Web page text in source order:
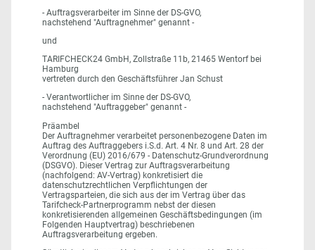
- Auftragsverarbeiter im Sinne der DS-GVO,
nachstehend "Auftragnehmer" genannt -
und
TARIFCHECK24 GmbH, Zollstraße 11b, 21465 Wentorf bei
Hamburg
vertreten durch den Geschäftsführer Jan Schust
- Verantwortlicher im Sinne der DS-GVO,
nachstehend "Auftraggeber" genannt -
Präambel
Der Auftragnehmer verarbeitet personenbezogene Daten im
Auftrag des Auftraggebers i.S.d. Art. 4 Nr. 8 und Art. 28 der
Verordnung (EU) 2016/679 - Datenschutz-Grundverordnung
(DSGVO). Dieser Vertrag zur Auftragsverarbeitung
(nachfolgend: AV-Vertrag) konkretisiert die
datenschutzrechtlichen Verpflichtungen der
Vertragsparteien, die sich aus der im Vertrag über das
Tarifcheck-Partnerprogramm nebst der diesen
konkretisierenden allgemeinen Geschäftsbedingungen (im
Folgenden Hauptvertrag) beschriebenen
Auftragsverarbeitung ergeben.